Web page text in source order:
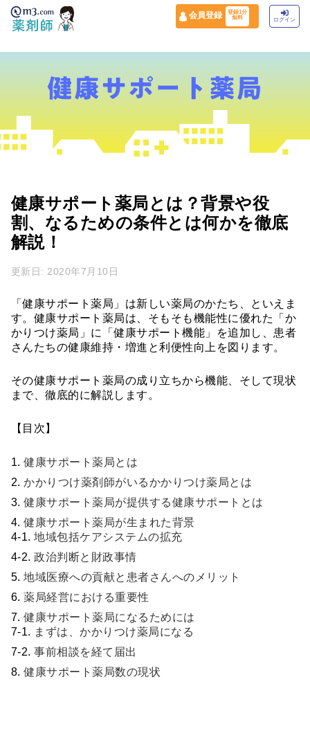
会員登録
登録1分
無料
ログイン
健康サポート薬局とは？背景や役
割、なるための条件とは何かを徹底
解説！
更新日: 2020年7月10日
「健康サポート薬局」は新しい薬局のかたち、といえま
す。健康サポート薬局は、そもそも機能性に優れた「か
かりつけ薬局」に「健康サポート機能」を追加し、患者
さんたちの健康維持・増進と利便性向上を図ります。
その健康サポート薬局の成り立ちから機能、そして現状
まで、徹底的に解説します。
【目次】
健康サポート薬局とは
かかりつけ薬剤師がいるかかりつけ薬局とは
健康サポート薬局が提供する健康サポートとは
健康サポート薬局が生まれた背景
地域包括ケアシステムの拡充
政治判断と財政事情
地域医療への貢献と患者さんへのメリット
薬局経営における重要性
健康サポート薬局になるためには
まずは、かかりつけ薬局になる
事前相談を経て届出
健康サポート薬局数の現状